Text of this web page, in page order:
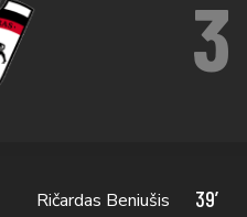
3
Ričardas Beniušis 39’